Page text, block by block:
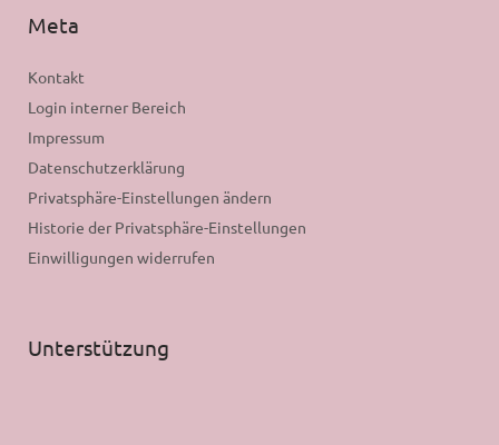
Meta
Kontakt
Login interner Bereich
Impressum
Datenschutzerklärung
Privatsphäre-Einstellungen ändern
Historie der Privatsphäre-Einstellungen
Einwilligungen widerrufen
Unterstützung